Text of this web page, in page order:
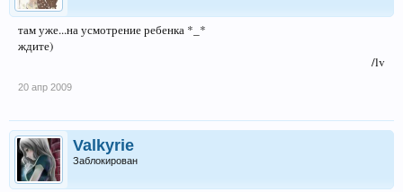
там уже...на усмотрение ребенка *_*
ждите)
/lv​
20 апр 2009
Valkyrie
Заблокирован